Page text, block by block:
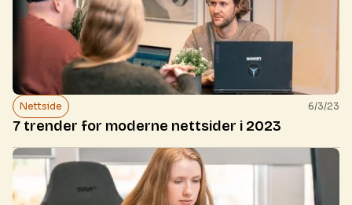
Nettside 6/3/23
7 trender for moderne nettsider i 2023